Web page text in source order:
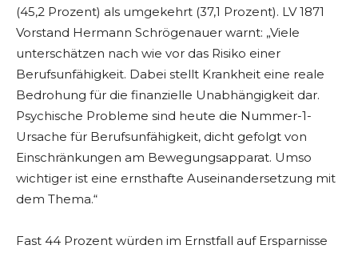
(45,2 Prozent) als umgekehrt (37,1 Prozent). LV 1871
Vorstand Hermann Schrögenauer warnt: „Viele
unterschätzen nach wie vor das Risiko einer
Berufsunfähigkeit. Dabei stellt Krankheit eine reale
Bedrohung für die finanzielle Unabhängigkeit dar.
Psychische Probleme sind heute die Nummer-1-
Ursache für Berufsunfähigkeit, dicht gefolgt von
Einschränkungen am Bewegungsapparat. Umso
wichtiger ist eine ernsthafte Auseinandersetzung mit
dem Thema.“
Fast 44 Prozent würden im Ernstfall auf Ersparnisse